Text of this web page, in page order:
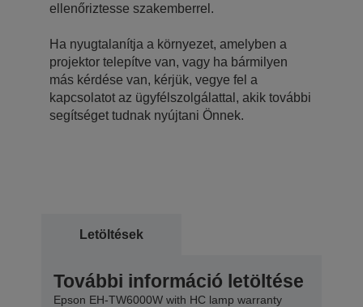
ellenőriztesse szakemberrel.
Ha nyugtalanítja a környezet, amelyben a
projektor telepítve van, vagy ha bármilyen
más kérdése van, kérjük, vegye fel a
kapcsolatot az ügyfélszolgálattal, akik további
segítséget tudnak nyújtani Önnek.
Letöltések
További információ letöltése
Epson EH-TW6000W with HC lamp warranty